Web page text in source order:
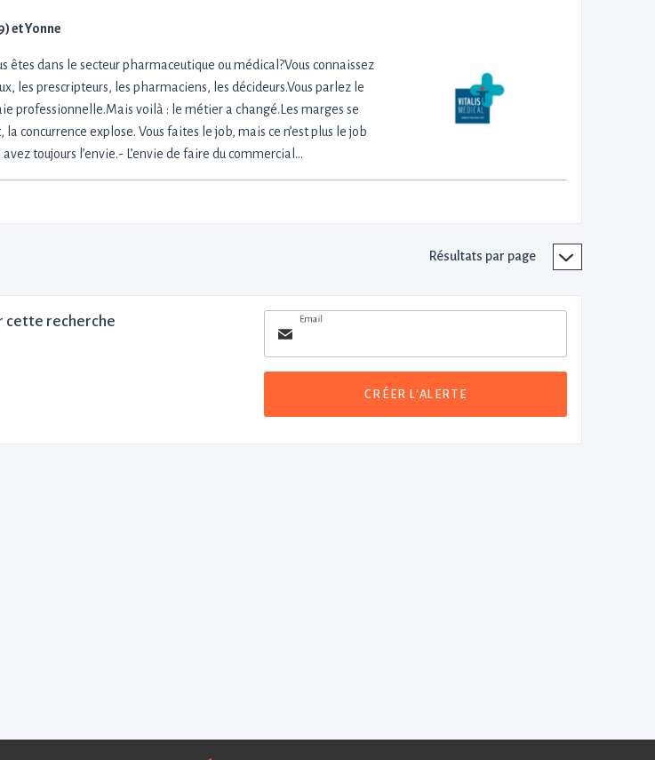
et Yonne
êtes dans le secteur pharmaceutique ou médical?Vous connaissez
les prescripteurs, les pharmaciens, les décideurs.Vous parlez le
professionnelle.Mais voilà : le métier a changé.Les marges se
concurrence explose. Vous faites le job, mais ce n’est plus le job
toujours l’envie.- L’envie de faire du commercial…
Résultats par page
cette recherche Email
CRÉER L'ALERTE